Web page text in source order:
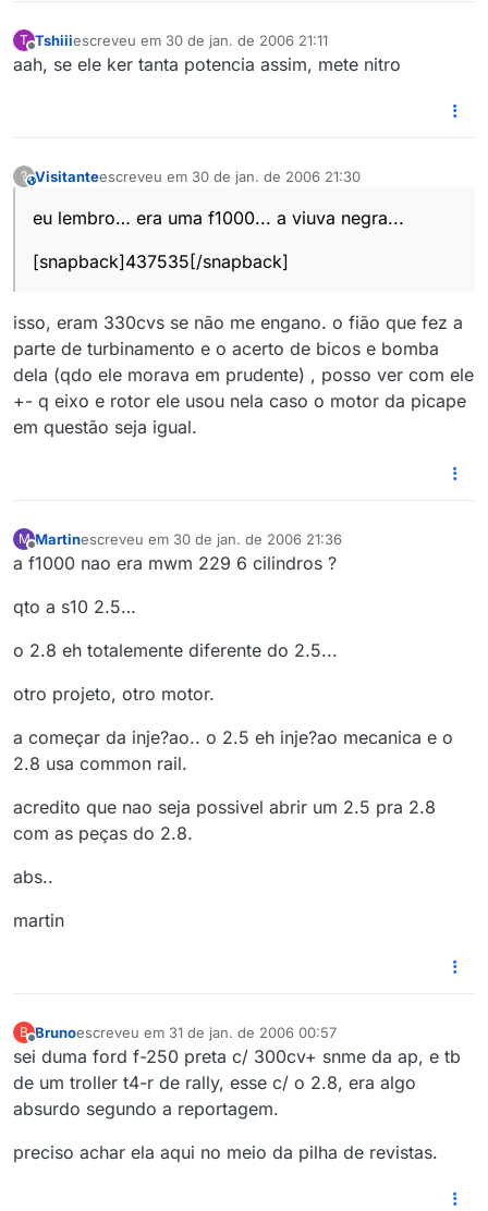
T
Offline
Tshiiiescreveu em 30 de jan. de 2006 21:11
última edição por
aah, se ele ker tanta potencia assim, mete nitro
?This user is from outside of this forum
Visitanteescreveu em 30 de jan. de 2006 21:30
última edição por
eu lembro… era uma f1000... a viuva negra...
[snapback]437535[/snapback]
isso, eram 330cvs se não me engano. o fião que fez a
parte de turbinamento e o acerto de bicos e bomba
dela (qdo ele morava em prudente) , posso ver com ele
+- q eixo e rotor ele usou nela caso o motor da picape
em questão seja igual.
M
Offline
Martinescreveu em 30 de jan. de 2006 21:36
última edição por
a f1000 nao era mwm 229 6 cilindros ?
qto a s10 2.5…
o 2.8 eh totalemente diferente do 2.5...
otro projeto, otro motor.
a começar da inje?ao.. o 2.5 eh inje?ao mecanica e o
2.8 usa common rail.
acredito que nao seja possivel abrir um 2.5 pra 2.8
com as peças do 2.8.
abs..
martin
B
Offline
Brunoescreveu em 31 de jan. de 2006 00:57
última edição por
sei duma ford f-250 preta c/ 300cv+ snme da ap, e tb
de um troller t4-r de rally, esse c/ o 2.8, era algo
absurdo segundo a reportagem.
preciso achar ela aqui no meio da pilha de revistas.